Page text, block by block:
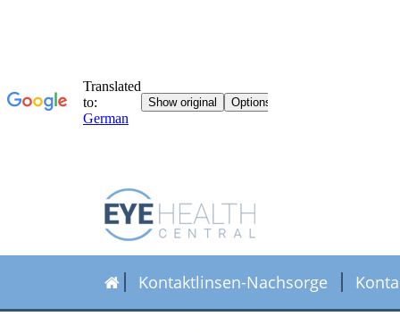
Kontaktlinsen-Nachsorge